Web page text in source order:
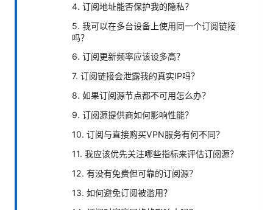
4. 订阅地址能否保护我的隐私？
5. 我可以在多台设备上使用同一个订阅链接
吗？
6. 订阅更新频率应该设多高？
7. 订阅链接会泄露我的真实IP吗？
8. 如果订阅源节点都不可用怎么办？
9. 订阅源提供商如何影响性能？
10. 订阅与直接购买VPN服务有何不同？
11. 我应该优先关注哪些指标来评估订阅源？
12. 有没有免费但可靠的订阅源？
13. 如何避免订阅被滥用？